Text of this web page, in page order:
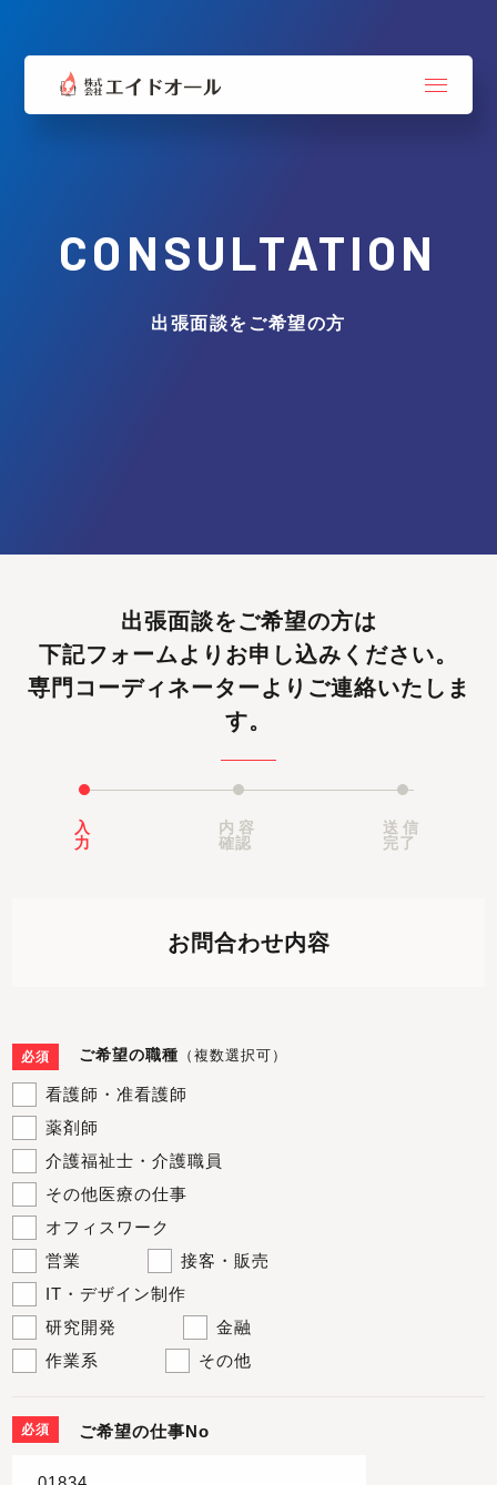
CONSULTATION
出張面談をご希望の方
出張面談をご希望の方は
下記フォームよりお申し込みください。
専門コーディネーターよりご連絡いたしま
す。
入
力
内容
確認
送信
完了
お問合わせ内容
必須 ご希望の職種 （複数選択可）
看護師・准看護師
薬剤師
介護福祉士・介護職員
その他医療の仕事
オフィスワーク
営業
接客・販売
IT・デザイン制作
研究開発
金融
作業系
その他
必須 ご希望の仕事No